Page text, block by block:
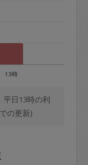
13時
平日13時の利
の更新)